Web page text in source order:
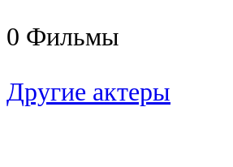
0 Фильмы
Другие актеры